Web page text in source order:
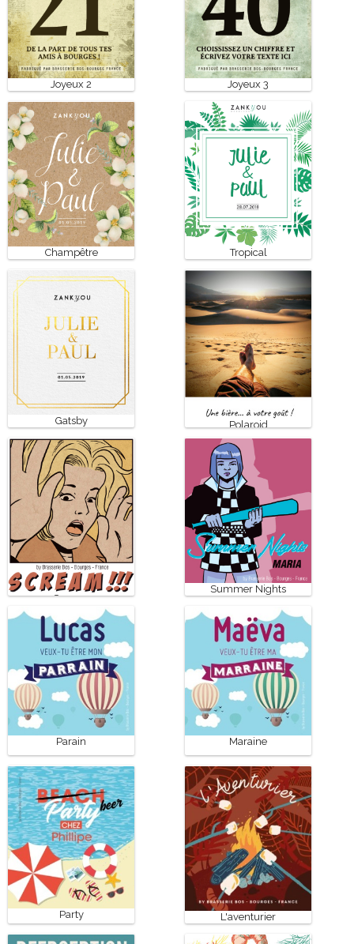
Joyeux 2 Joyeux 3
Champêtre Tropical
Gatsby Polaroid
Scream
Summer Nights
Parain Maraine
Party L'aventurier